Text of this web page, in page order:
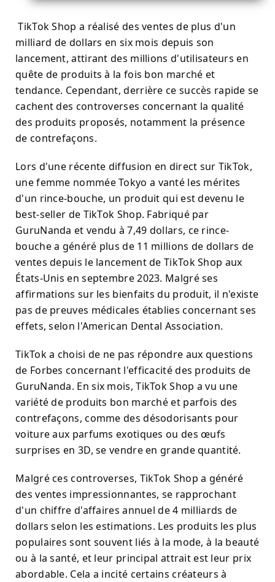
TikTok Shop a réalisé des ventes de plus d'un
milliard de dollars en six mois depuis son
lancement, attirant des millions d'utilisateurs en
quête de produits à la fois bon marché et
tendance. Cependant, derrière ce succès rapide se
cachent des controverses concernant la qualité
des produits proposés, notamment la présence
de contrefaçons.
Lors d'une récente diffusion en direct sur TikTok,
une femme nommée Tokyo a vanté les mérites
d'un rince-bouche, un produit qui est devenu le
best-seller de TikTok Shop. Fabriqué par
GuruNanda et vendu à 7,49 dollars, ce rince-
bouche a généré plus de 11 millions de dollars de
ventes depuis le lancement de TikTok Shop aux
États-Unis en septembre 2023. Malgré ses
affirmations sur les bienfaits du produit, il n'existe
pas de preuves médicales établies concernant ses
effets, selon l'American Dental Association.
TikTok a choisi de ne pas répondre aux questions
de Forbes concernant l'efficacité des produits de
GuruNanda. En six mois, TikTok Shop a vu une
variété de produits bon marché et parfois des
contrefaçons, comme des désodorisants pour
voiture aux parfums exotiques ou des œufs
surprises en 3D, se vendre en grande quantité.
Malgré ces controverses, TikTok Shop a généré
des ventes impressionnantes, se rapprochant
d'un chiffre d'affaires annuel de 4 milliards de
dollars selon les estimations. Les produits les plus
populaires sont souvent liés à la mode, à la beauté
ou à la santé, et leur principal attrait est leur prix
abordable. Cela a incité certains créateurs à